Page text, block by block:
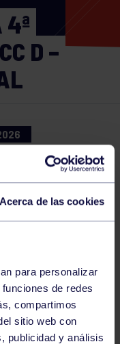
Acerca de las cookies
para personalizar
de redes
compartimos
sitio web con
publicidad y análisis
4ª
D –